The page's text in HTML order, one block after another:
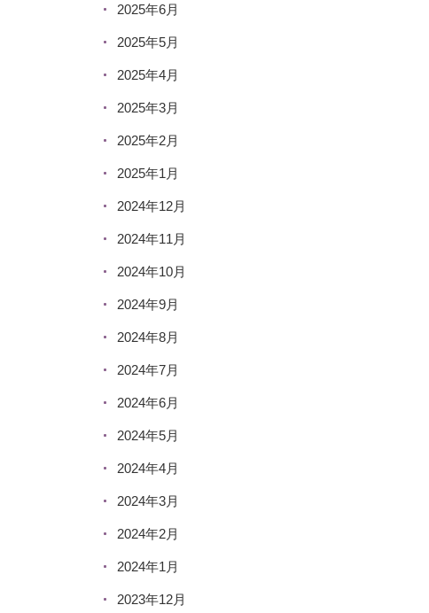
2025年6月
2025年5月
2025年4月
2025年3月
2025年2月
2025年1月
2024年12月
2024年11月
2024年10月
2024年9月
2024年8月
2024年7月
2024年6月
2024年5月
2024年4月
2024年3月
2024年2月
2024年1月
2023年12月